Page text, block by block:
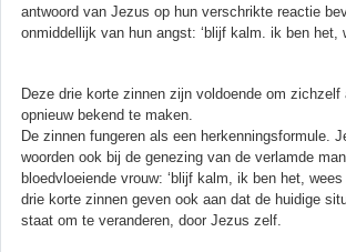
antwoord van Jezus op hun verschrikte reactie
onmiddellijk van hun angst: ‘blijf kalm. ik ben het,
Deze drie korte zinnen zijn voldoende om zichzelf
opnieuw bekend te maken.
De zinnen fungeren als een herkenningsformule.
woorden ook bij de genezing van de verlamde
bloedvloeiende vrouw: ‘blijf kalm, ik ben het, wees
drie korte zinnen geven ook aan dat de huidige
staat om te veranderen, door Jezus zelf.